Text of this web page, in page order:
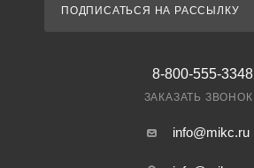
ПОДПИСАТЬСЯ НА РАССЫЛКУ
8-800-555-3348
ЗАКАЗАТЬ ЗВОНОК
info@mikc.ru